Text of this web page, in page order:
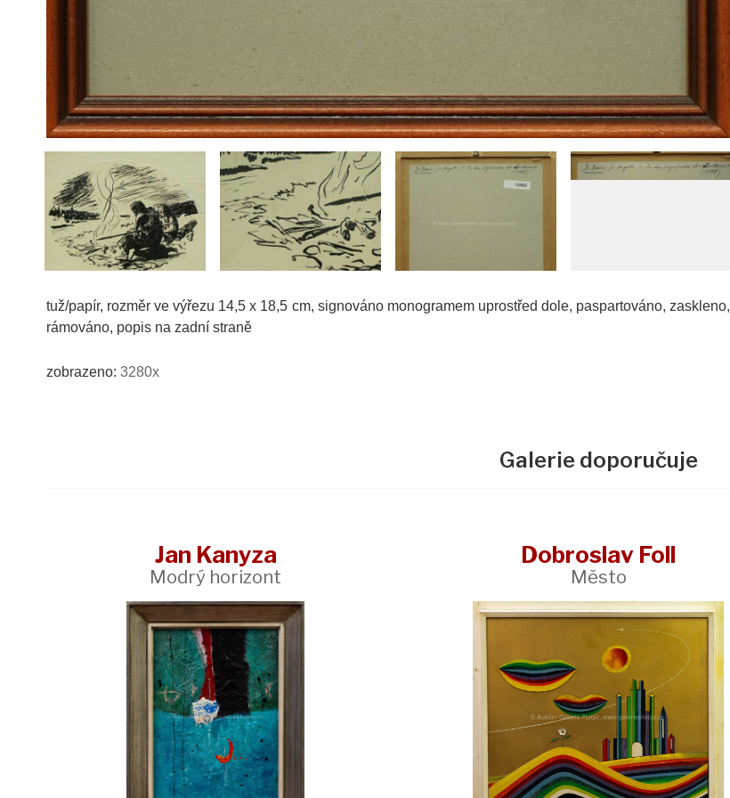
tuž/papír, rozměr ve výřezu 14,5 x 18,5 cm, signováno monogramem uprostřed dole, paspartováno, zaskleno,
rámováno, popis na zadní straně
zobrazeno: 3280x
Galerie doporučuje
Jan Kanyza
Modrý horizont
Dobroslav Foll
Město